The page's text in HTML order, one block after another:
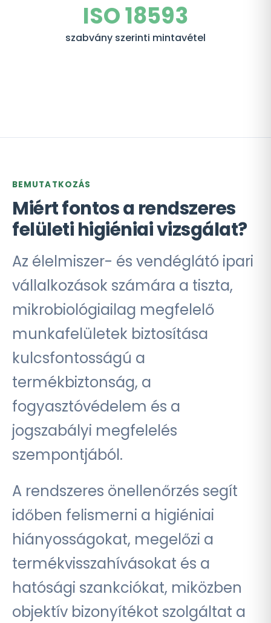
ISO 18593
szabvány szerinti mintavétel
BEMUTATKOZÁS
Miért fontos a rendszeres
felületi higiéniai vizsgálat?
Az élelmiszer- és vendéglátó ipari
vállalkozások számára a tiszta,
mikrobiológiailag megfelelő
munkafelületek biztosítása
kulcsfontosságú a
termékbiztonság, a
fogyasztóvédelem és a
jogszabályi megfelelés
szempontjából.
A rendszeres önellenőrzés segít
időben felismerni a higiéniai
hiányosságokat, megelőzi a
termékvisszahívásokat és a
hatósági szankciókat, miközben
objektív bizonyítékot szolgáltat a